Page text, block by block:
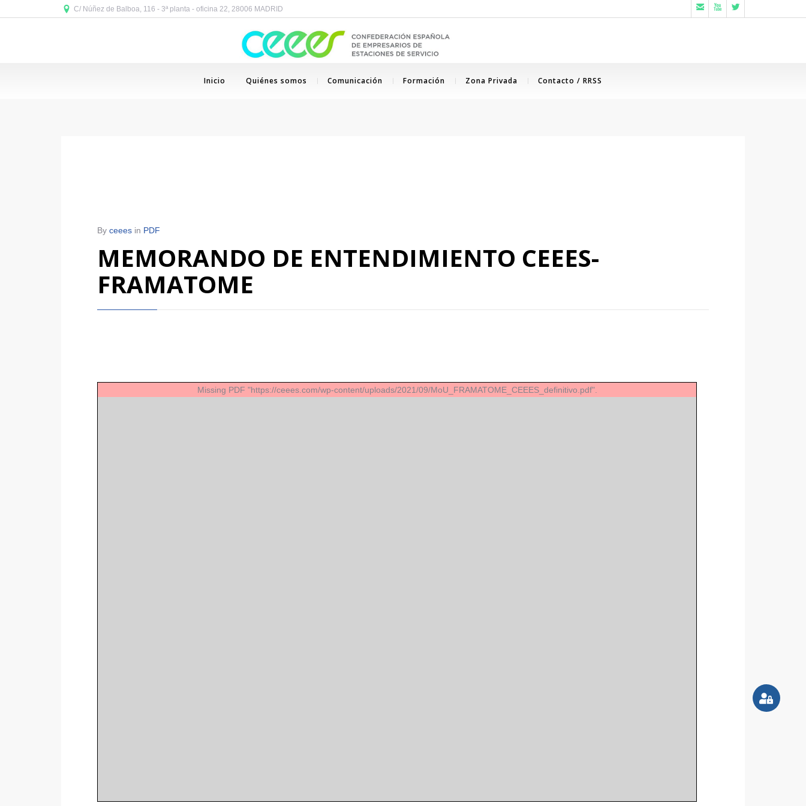
C/ Núñez de Balboa, 116 - 3ª planta - oficina 22, 28006 MADRID   
Inicio Quiénes somos Comunicación Formación Zona Privada Contacto / RRSS
By ceees in PDF
MEMORANDO DE ENTENDIMIENTO CEEES-
FRAMATOME
Missing PDF "https://ceees.com/wp-content/uploads/2021/09/MoU_FRAMATOME_CEEES_definitivo.pdf".